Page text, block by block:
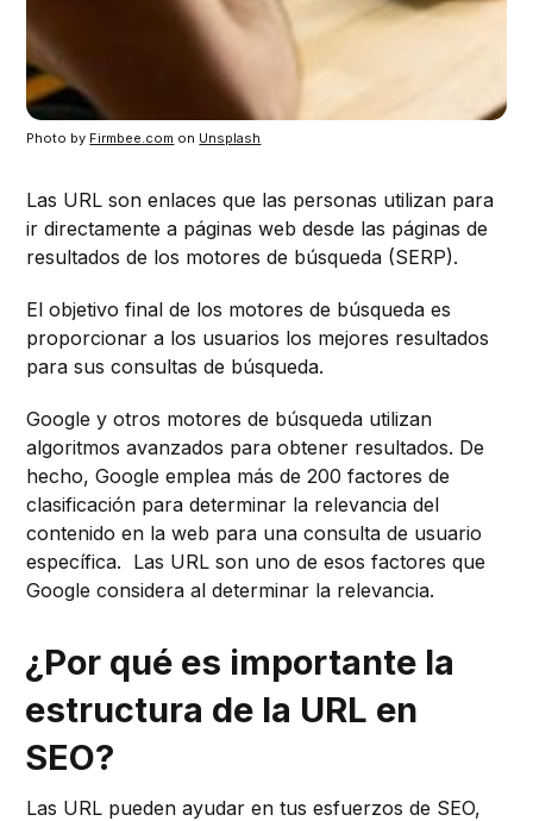
Photo by Firmbee.com on Unsplash
Las URL son enlaces que las personas utilizan para
ir directamente a páginas web desde las páginas de
resultados de los motores de búsqueda (SERP).
El objetivo final de los motores de búsqueda es
proporcionar a los usuarios los mejores resultados
para sus consultas de búsqueda.
Google y otros motores de búsqueda utilizan
algoritmos avanzados para obtener resultados. De
hecho, Google emplea más de 200 factores de
clasificación para determinar la relevancia del
contenido en la web para una consulta de usuario
específica. Las URL son uno de esos factores que
Google considera al determinar la relevancia.
¿Por qué es importante la
estructura de la URL en
SEO?
Las URL pueden ayudar en tus esfuerzos de SEO,